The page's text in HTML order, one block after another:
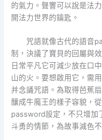
的氣力。聲響可以說是法
開法力世界的鑰匙。
咒語就像古代的語音
制，決議了寶貝的回屬與
日常平凡它可減少放在口
山的火。要想啟用它，需
并念誦咒語。為取得芭蕉
釀成牛魔王的樣子容貌，
password設定，不只增加
斗勇的情節，為故事減色不